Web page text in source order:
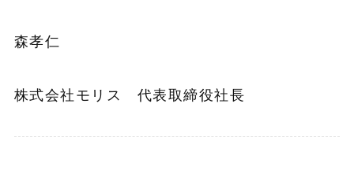
森孝仁
株式会社モリス 代表取締役社長